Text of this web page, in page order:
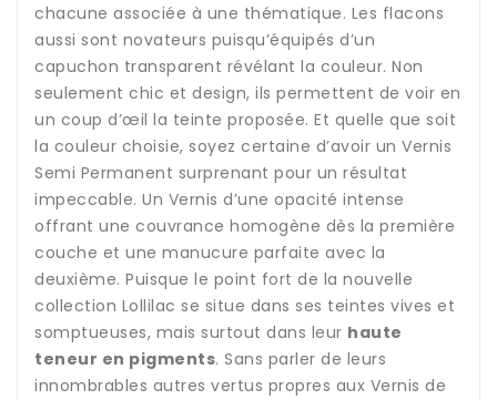
chacune associée à une thématique. Les flacons
aussi sont novateurs puisqu’équipés d’un
capuchon transparent révélant la couleur. Non
seulement chic et design, ils permettent de voir en
un coup d’œil la teinte proposée. Et quelle que soit
la couleur choisie, soyez certaine d’avoir un Vernis
Semi Permanent surprenant pour un résultat
impeccable. Un Vernis d’une opacité intense
offrant une couvrance homogène dès la première
couche et une manucure parfaite avec la
deuxième. Puisque le point fort de la nouvelle
collection Lollilac se situe dans ses teintes vives et
somptueuses, mais surtout dans leur haute
teneur en pigments. Sans parler de leurs
innombrables autres vertus propres aux Vernis de